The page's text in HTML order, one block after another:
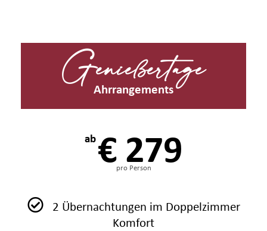
Genießertage
Ahrrangements
ab€ 279
pro Person
2 Übernachtungen im Doppelzimmer
Komfort